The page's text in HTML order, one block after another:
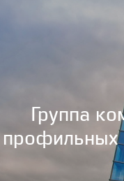
Группа
профильных